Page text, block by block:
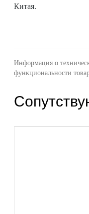
Китая.
Информация о
функциональности